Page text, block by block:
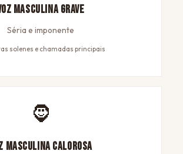
Masculina Grave
Séria e imponente
solenes e chamadas principais
🧔
Masculina Calorosa